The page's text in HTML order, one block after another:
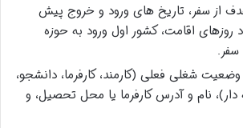
از سفر، تاریخ های ورود و خروج پیش
روزهای اقامت، کشور اول ورود به حوزه
سفر.
وضعیت شغلی فعلی (کارمند، کارفرما، دانشجو،
دار)، نام و آدرس کارفرما یا محل تحصیل، و